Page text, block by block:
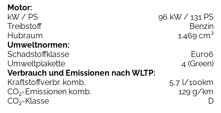
Motor:
kW / PS
96 kW / 131 PS
Treibstoff
Benzin
Hubraum
1.469 cm³
Umweltnormen:
Schadstoffklasse
Euro6
Umweltplakette
4 (Green)
Verbrauch und Emissionen nach WLTP:
Kraftstoffverbr. komb.
5,7 l/100km
CO2-Emissionen komb.
129 g/km
CO2-Klasse
D